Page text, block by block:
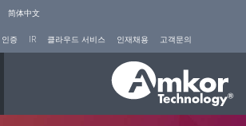
简体中文
증 IR 클라우드 서비스 인재채용 고객문의